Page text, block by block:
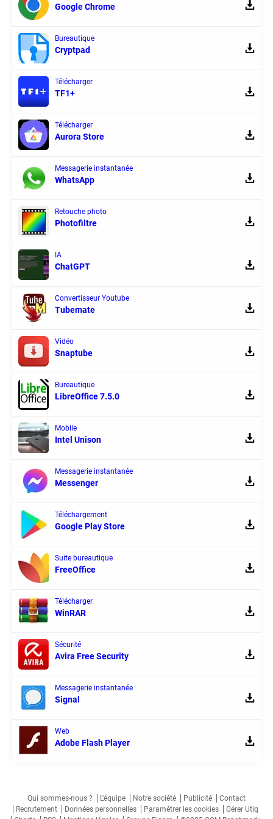
Google Chrome
Bureautique
Cryptpad
Télécharger
TF1+
Télécharger
Aurora Store
Messagerie instantanée
WhatsApp
Retouche photo
Photofiltre
IA
ChatGPT
Convertisseur Youtube
Tubemate
Vidéo
Snaptube
Bureautique
LibreOffice 7.5.0
Mobile
Intel Unison
Messagerie instantanée
Messenger
Téléchargement
Google Play Store
Suite bureautique
FreeOffice
Télécharger
WinRAR
Sécurité
Avira Free Security
Messagerie instantanée
Signal
Web
Adobe Flash Player
Qui sommes-nous ? L'équipe Notre société Publicité
Contact
Recrutement
Données personnelles Paramétrer les cookies
Gérer Utiq